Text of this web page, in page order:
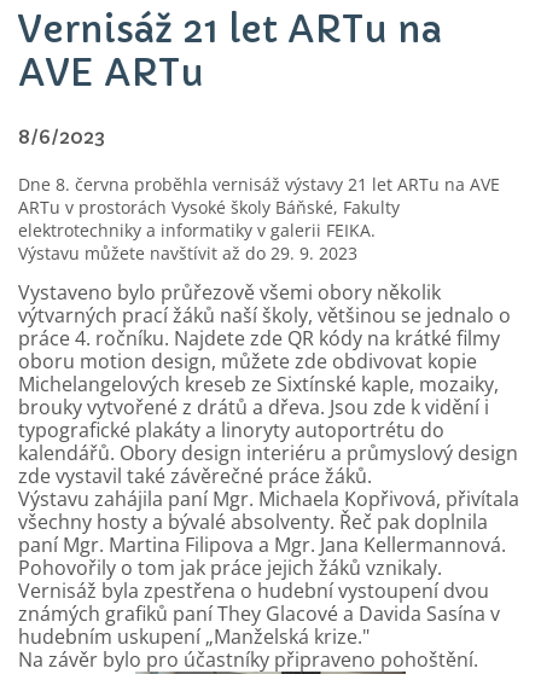
Vernisáž 21 let ARTu na
AVE ARTu
8/6/2023
Dne 8. června proběhla vernisáž výstavy 21 let ARTu na AVE
ARTu v prostorách Vysoké školy Báňské, Fakulty
elektrotechniky a informatiky v galerii FEIKA.
Výstavu můžete navštívit až do 29. 9. 2023
Vystaveno bylo průřezově všemi obory několik
výtvarných prací žáků naší školy, většinou se jednalo o
práce 4. ročníku. Najdete zde QR kódy na krátké filmy
oboru motion design, můžete zde obdivovat kopie
Michelangelových kreseb ze Sixtínské kaple, mozaiky,
brouky vytvořené z drátů a dřeva. Jsou zde k vidění i
typografické plakáty a linoryty autoportrétu do
kalendářů. Obory design interiéru a průmyslový design
zde vystavil také závěrečné práce žáků.
Výstavu zahájila paní Mgr. Michaela Kopřivová, přivítala
všechny hosty a bývalé absolventy. Řeč pak doplnila
paní Mgr. Martina Filipova a Mgr. Jana Kellermannová.
Pohovořily o tom jak práce jejich žáků vznikaly.
Vernisáž byla zpestřena o hudební vystoupení dvou
známých grafiků paní They Glacové a Davida Sasína v
hudebním uskupení „Manželská krize."
Na závěr bylo pro účastníky připraveno pohoštění.